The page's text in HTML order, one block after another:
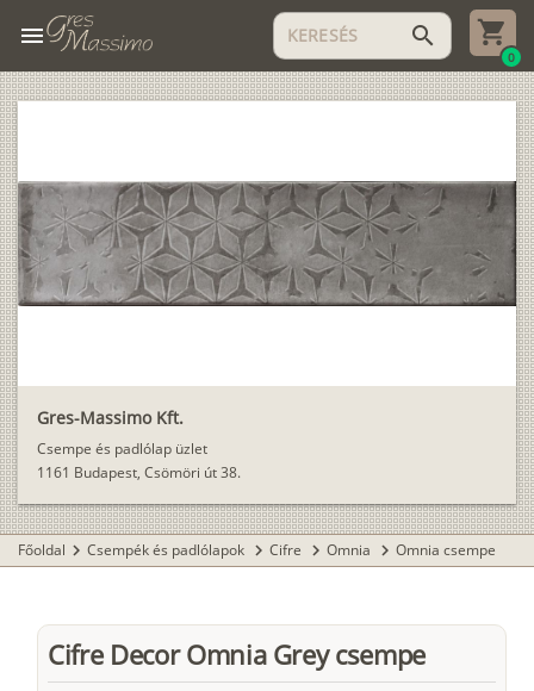
menu search
0
Gres-Massimo Kft.
Csempe és padlólap üzlet
1161 Budapest, Csömöri út 38.
Főoldal chevron_right Csempék és padlólapok chevron_right Cifre chevron_right Omnia chevron_right Omnia csempe
Cifre Decor Omnia Grey csempe